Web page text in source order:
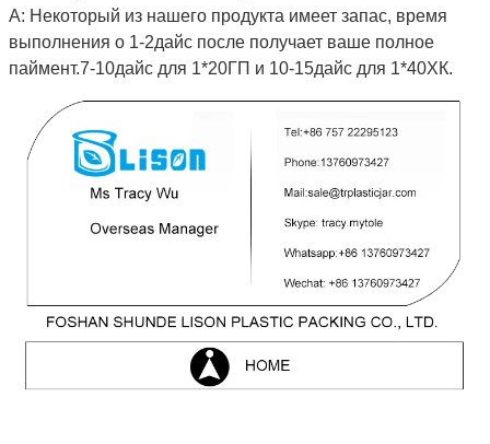
А: Некоторый из нашего продукта имеет запас, время
выполнения о 1-2дайс после получает ваше полное
паймент.7-10дайс для 1*20ГП и 10-15дайс для 1*40ХК.